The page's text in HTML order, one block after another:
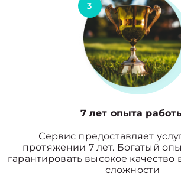
3
7 лет опыта
Сервис предоставляет
протяжении 7 лет. Богатый
гарантировать высокое
сложности